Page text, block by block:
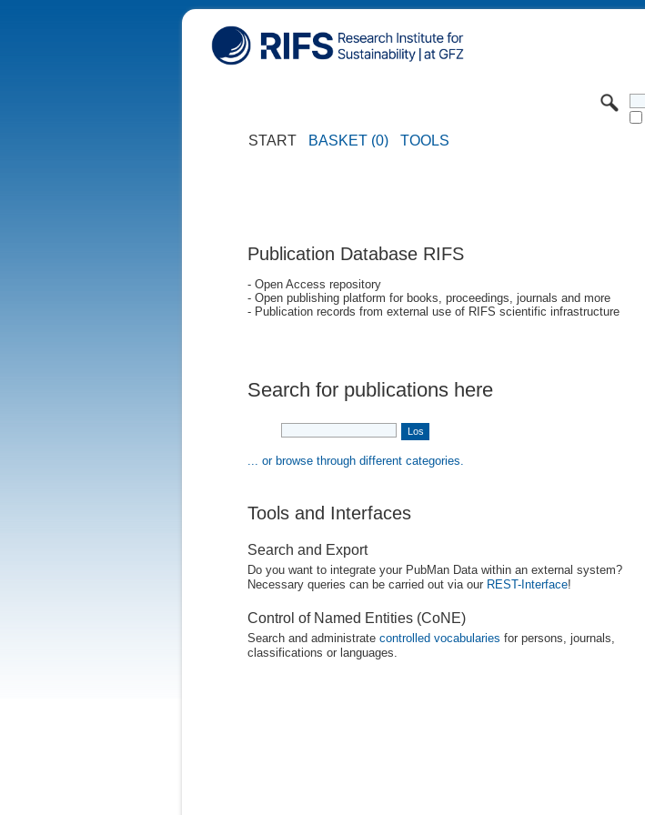
START BASKET (0) TOOLS
Publication Database RIFS
- Open Access repository
- Open publishing platform for books, proceedings, journals and more
- Publication records from external use of RIFS scientific infrastructure
Search for publications here
... or browse through different categories.
Tools and Interfaces
Search and Export
Do you want to integrate your PubMan Data within an external system?
Necessary queries can be carried out via our REST-Interface!
Control of Named Entities (CoNE)
Search and administrate controlled vocabularies for persons, journals,
classifications or languages.